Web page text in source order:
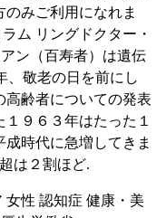
みご利用になれま
ム リングドクター・
ン（百寿者）は遺伝
、敬老の日を前にし
齢者についての発表
９６３年はたった１
時代に急増してきま
は２割ほど.
女性 認知症 健康・美